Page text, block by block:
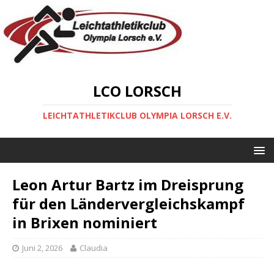
LCO LORSCH
LEICHTATHLETIKCLUB OLYMPIA LORSCH E.V.
Leon Artur Bartz im Dreisprung
für den Ländervergleichskampf
in Brixen nominiert
Juni 2, 2026 Claudia